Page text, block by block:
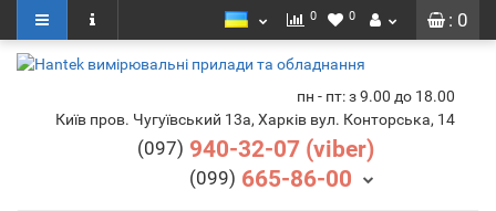
: 0
0 0
пн - пт: з 9.00 до 18.00
Київ пров. Чугуївський 13а, Харків вул. Конторська, 14
(097) 940-32-07 (viber)
(099) 665-86-00